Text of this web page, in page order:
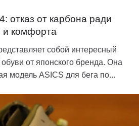
отказ от карбона ради
и комфорта
собой интересный
от японского бренда. Она
модель ASICS для бега по...